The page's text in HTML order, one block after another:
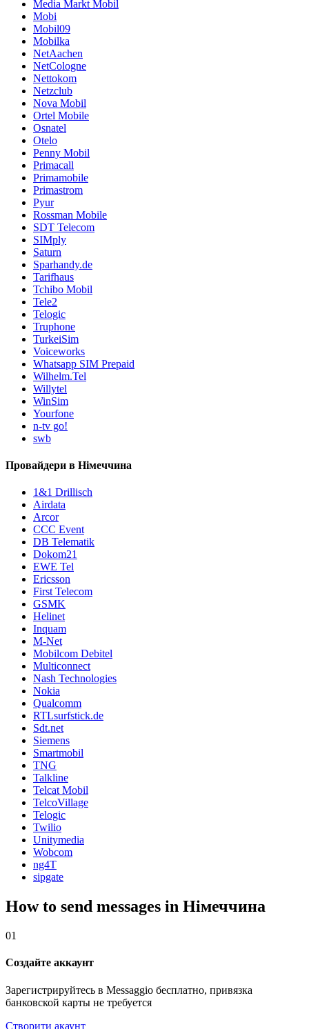
Media Markt Mobil
Mobi
Mobil09
Mobilka
NetAachen
NetCologne
Nettokom
Netzclub
Nova Mobil
Ortel Mobile
Osnatel
Otelo
Penny Mobil
Primacall
Primamobile
Primastrom
Pyur
Rossman Mobile
SDT Telecom
SIMply
Saturn
Sparhandy.de
Tarifhaus
Tchibo Mobil
Tele2
Telogic
Truphone
TurkeiSim
Voiceworks
Whatsapp SIM Prepaid
Wilhelm.Tel
Willytel
WinSim
Yourfone
n-tv go!
swb
Провайдери в Німеччина
1&1 Drillisch
Airdata
Arcor
CCC Event
DB Telematik
Dokom21
EWE Tel
Ericsson
First Telecom
GSMK
Helinet
Inquam
M-Net
Mobilcom Debitel
Multiconnect
Nash Technologies
Nokia
Qualcomm
RTLsurfstick.de
Sdt.net
Siemens
Smartmobil
TNG
Talkline
Telcat Mobil
TelcoVillage
Telogic
Twilio
Unitymedia
Wobcom
ng4T
sipgate
How to send messages in Німеччина
01
Создайте аккаунт
Зарегистрируйтесь в Messaggio бесплатно, привязка
банковской карты не требуется
Створити акаунт